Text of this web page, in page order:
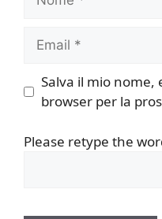
Email
Salva il mio nome,
browser per la
Please retype the